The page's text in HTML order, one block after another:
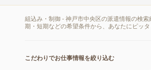
組込み・制御 - 神戸市中央区の派遣情報の検
期・短期などの希望条件から、あなたにピッ
こだわりでお仕事情報を絞り込む